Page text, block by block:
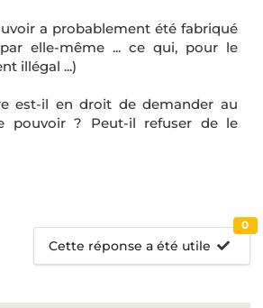
a probablement été fabriqué
elle-même ... ce qui, pour le
illégal ...)
est-il en droit de demander au
pouvoir ? Peut-il refuser de le
Cette réponse a été utile
0